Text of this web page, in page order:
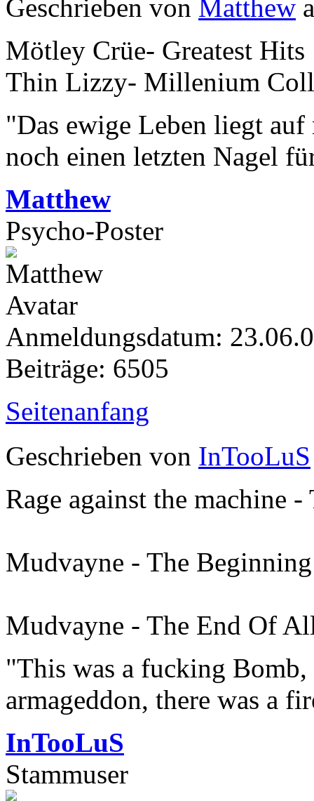
Geschrieben von Matthew
Mötley Crüe- Greatest Hits
Thin Lizzy- Millenium
"Das ewige Leben liegt
noch einen letzten Nagel
Matthew
Psycho-Poster
Anmeldungsdatum:
Beiträge: 6505
Seitenanfang
Geschrieben von InTooLuS
Rage against the machine
Mudvayne - The
Mudvayne - The End Of
"This was a fucking Bomb,
armageddon, there was a
InTooLuS
Stammuser